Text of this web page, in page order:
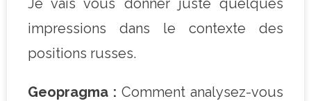
Je vais vous donner juste quelques
impressions dans le contexte des
positions russes.
Geopragma : Comment analysez-vous